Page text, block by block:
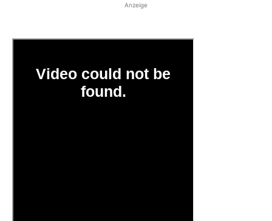
Anzeige